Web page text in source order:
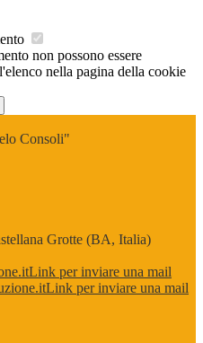
non possono essere
nella pagina della cookie
Consoli"
Grotte (BA, Italia)
Link per inviare una mail
Link per inviare una mail